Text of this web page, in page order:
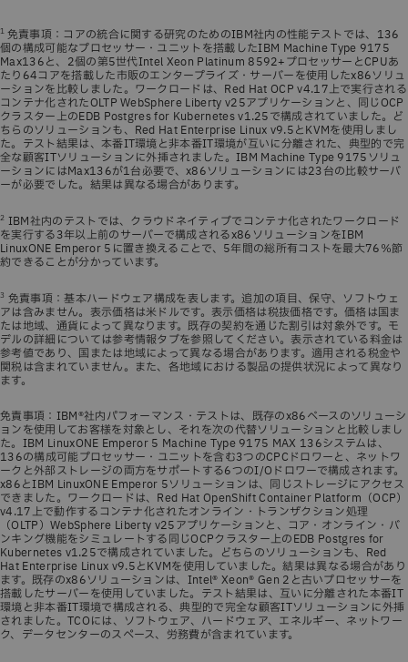
1 免責事項：コアの統合に関する研究のためのIBM社内の性能テストでは、136
個の構成可能なプロセッサー・ユニットを搭載したIBM Machine Type 9175
Max136と、2個の第5世代Intel Xeon Platinum 8592+プロセッサーとCPUあ
たり64コアを搭載した市販のエンタープライズ・サーバーを使用したx86ソリュ
ーションを比較しました。ワークロードは、Red Hat OCP v4.17上で実行される
コンテナ化されたOLTP WebSphere Liberty v25アプリケーションと、同じOCP
クラスター上のEDB Postgres for Kubernetes v1.25で構成されていました。ど
ちらのソリューションも、Red Hat Enterprise Linux v9.5とKVMを使用しまし
た。テスト結果は、本番IT環境と非本番IT環境が互いに分離された、典型的で完
全な顧客ITソリューションに外挿されました。IBM Machine Type 9175ソリュ
ーションにはMax136が1台必要で、x86ソリューションには23台の比較サーバ
ーが必要でした。結果は異なる場合があります。
2 IBM社内のテストでは、クラウドネイティブでコンテナ化されたワークロード
を実行する3年以上前のサーバーで構成されるx86ソリューションをIBM
LinuxONE Emperor 5に置き換えることで、5年間の総所有コストを最大76％節
約できることが分かっています。
3 免責事項：基本ハードウェア構成を表します。追加の項目、保守、ソフトウェ
アは含みません。表示価格は米ドルです。表示価格は税抜価格です。価格は国ま
たは地域、通貨によって異なります。既存の契約を通じた割引は対象外です。モ
デルの詳細については参考情報タブを参照してください。表示されている料金は
参考値であり、国または地域によって異なる場合があります。適用される税金や
関税は含まれていません。また、各地域における製品の提供状況によって異なり
ます。
免責事項：IBM®社内パフォーマンス・テストは、既存のx86ベースのソリューシ
ョンを使用してお客様を対象とし、それを次の代替ソリューションと比較しまし
た。IBM LinuxONE Emperor 5 Machine Type 9175 MAX 136システムは、
136の構成可能プロセッサー・ユニットを含む3つのCPCドロワーと、ネットワ
ークと外部ストレージの両方をサポートする6つのI/Oドロワーで構成されます。
x86とIBM LinuxONE Emperor 5ソリューションは、同じストレージにアクセス
できました。ワークロードは、Red Hat OpenShift Container Platform（OCP）
v4.17上で動作するコンテナ化されたオンライン・トランザクション処理
（OLTP）WebSphere Liberty v25アプリケーションと、コア・オンライン・バ
ンキング機能をシミュレートする同じOCPクラスター上のEDB Postgres for
Kubernetes v1.25で構成されていました。どちらのソリューションも、Red
Hat Enterprise Linux v9.5とKVMを使用していました。結果は異なる場合があり
ます。既存のx86ソリューションは、Intel® Xeon® Gen 2と古いプロセッサーを
搭載したサーバーを使用していました。テスト結果は、互いに分離された本番IT
環境と非本番IT環境で構成される、典型的で完全な顧客ITソリューションに外挿
されました。TCOには、ソフトウェア、ハードウェア、エネルギー、ネットワー
ク、データセンターのスペース、労務費が含まれています。